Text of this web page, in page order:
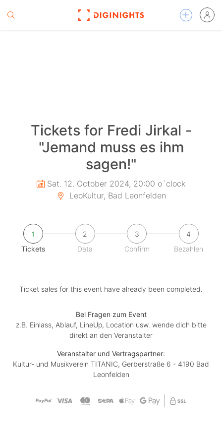
Tickets for Fredi Jirkal -
"Jemand muss es ihm
sagen!"
Sat. 12. October 2024, 20:00 o´clock
LeoKultur, Bad Leonfelden
1
Tickets
2
Data
3
Confirm
4
Bezahlen
Ticket sales for this event have already been completed.
Bei Fragen zum Event
z.B. Einlass, Ablauf, LineUp, Location usw. wende dich bitte
direkt an den Veranstalter
Veranstalter und Vertragspartner:
Kultur- und Musikverein TITANIC, Gerberstraße 6 - 4190 Bad
Leonfelden